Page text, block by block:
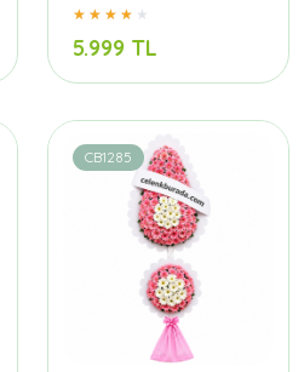
5.999 TL
CB1285